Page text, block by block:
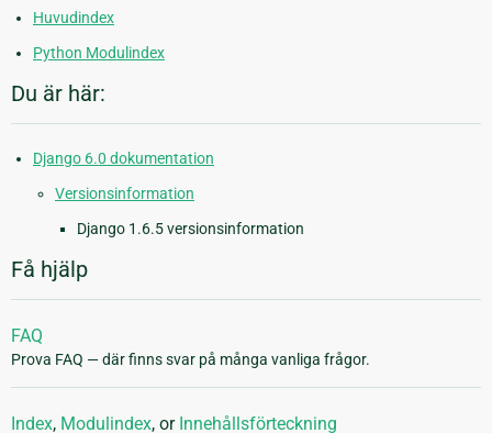
Huvudindex
Python Modulindex
Du är här:
Django 6.0 dokumentation
Versionsinformation
Django 1.6.5 versionsinformation
Få hjälp
FAQ
Prova FAQ — där finns svar på många vanliga frågor.
Index, Modulindex, or Innehållsförteckning